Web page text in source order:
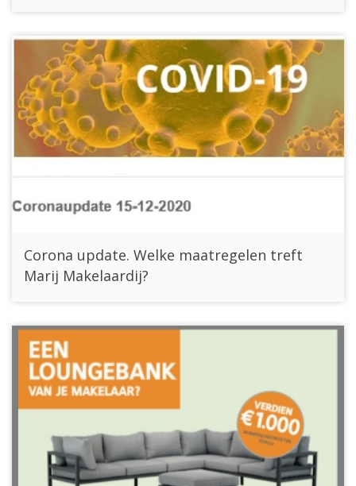
Corona update. Welke maatregelen treft
Marij Makelaardij?